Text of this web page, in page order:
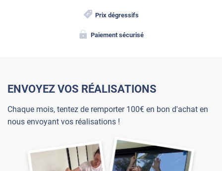
Prix dégressifs
Paiement sécurisé
ENVOYEZ VOS RÉALISATIONS
Chaque mois, tentez de remporter 100€ en bon d'achat en
nous envoyant vos réalisations !